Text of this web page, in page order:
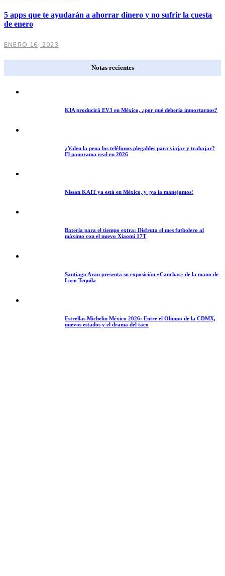
5 apps que te ayudarán a ahorrar dinero y no sufrir la cuesta
de enero
ENERO 16, 2023
Notas recientes
KIA producirá EV3 en México, ¿por qué debería importarnos?
¿Valen la pena los teléfonos plegables para viajar y trabajar?
El panorama real en 2026
Nissan KAIT ya está en México, y ¡ya la manejamos!
Batería para el tiempo extra: Disfruta el mes futbolero al
máximo con el nuevo Xiaomi 17T
Santiago Arau presenta su exposición «Canchas» de la mano de
Loco Tequila
Estrellas Michelin México 2026: Entre el Olimpo de la CDMX,
nuevos estados y el drama del taco